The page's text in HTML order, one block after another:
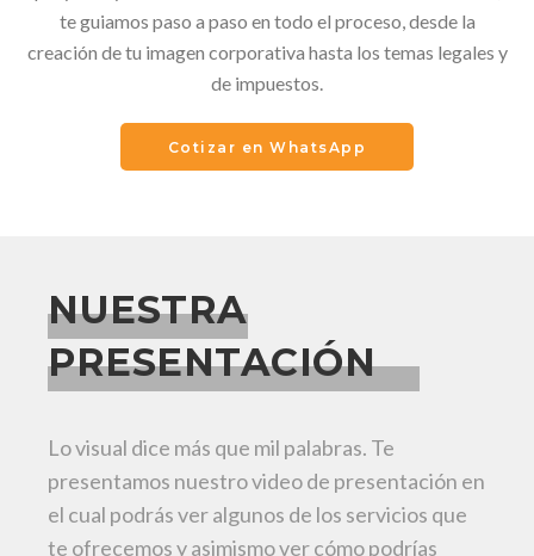
te guiamos paso a paso en todo el proceso, desde la
creación de tu imagen corporativa hasta los temas legales y
de impuestos.
Cotizar en WhatsApp
NUESTRA
PRESENTACIÓN
Lo visual dice más que mil palabras. Te
presentamos nuestro video de presentación en
el cual podrás ver algunos de los servicios que
te ofrecemos y asimismo ver cómo podrías